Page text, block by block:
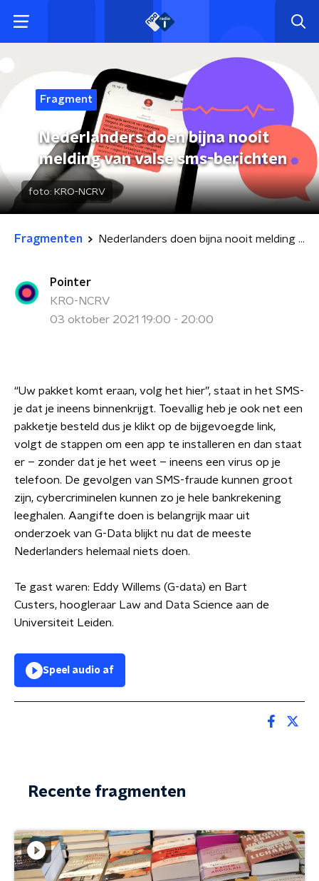
Fragment
Nederlanders doen bijna nooit
melding van valse sms-berichten
foto: KRO-NCRV
Fragmenten Nederlanders doen bijna nooit melding van valse sms-berichten
Pointer
KRO-NCRV
03 oktober 2021 19:00 - 20:00
“Uw pakket komt eraan, volg het hier”, staat in het SMS-
je dat je ineens binnenkrijgt. Toevallig heb je ook net een
pakketje besteld dus je klikt op de bijgevoegde link,
volgt de stappen om een app te installeren en dan staat
er – zonder dat je het weet – ineens een virus op je
telefoon. De gevolgen van SMS-fraude kunnen groot
zijn, cybercriminelen kunnen zo je hele bankrekening
leeghalen. Aangifte doen is belangrijk maar uit
onderzoek van G-Data blijkt nu dat de meeste
Nederlanders helemaal niets doen.
Te gast waren: Eddy Willems (G-data) en Bart
Custers, hoogleraar Law and Data Science aan de
Universiteit Leiden.
Speel audio af
Recente fragmenten